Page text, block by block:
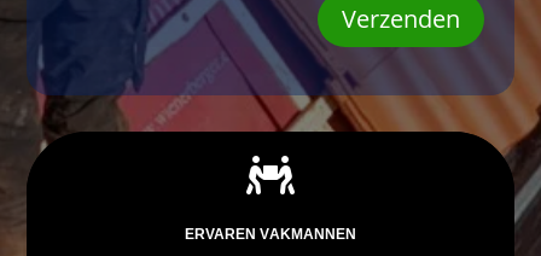
Verzenden

ERVAREN VAKMANNEN